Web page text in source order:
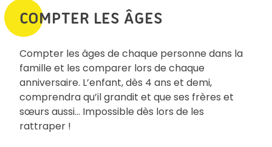
COMPTER LES ÂGES
Compter les âges de chaque personne dans la
famille et les comparer lors de chaque
anniversaire. L’enfant, dès 4 ans et demi,
comprendra qu’il grandit et que ses frères et
sœurs aussi… Impossible dès lors de les
rattraper !